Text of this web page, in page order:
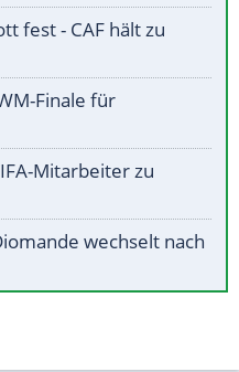
fest - CAF hält zu
Finale für
Mitarbeiter zu
wechselt nach